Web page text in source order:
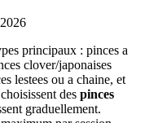
principaux : pinces a
clover/japonaises
lestees ou a chaine, et
des pinces
graduellement.